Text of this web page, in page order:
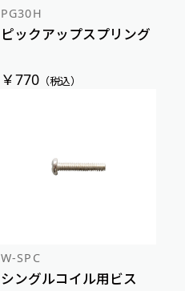
PG30H
ピックアップスプリング
￥770 （税込）
W-SPC
シングルコイル用ビス